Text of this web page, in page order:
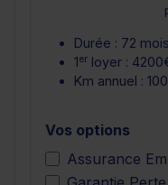
Durée : 72 mois
1er loyer :
Km annuel :
Vos options
Assurance